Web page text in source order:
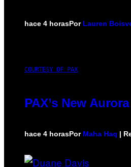
hace 4 horasPor Lauren
COURTESY OF PAX
PAX’s New
hace 4 horasPor Maha Haq |